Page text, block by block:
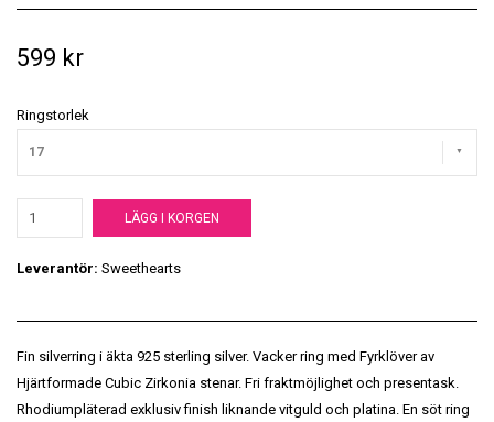
599 kr
Ringstorlek
17
LÄGG I KORGEN
Leverantör: Sweethearts
Fin silverring i äkta 925 sterling silver. Vacker ring med Fyrklöver av
Hjärtformade Cubic Zirkonia stenar. Fri fraktmöjlighet och presentask.
Rhodiumpläterad exklusiv finish liknande vitguld och platina. En söt ring